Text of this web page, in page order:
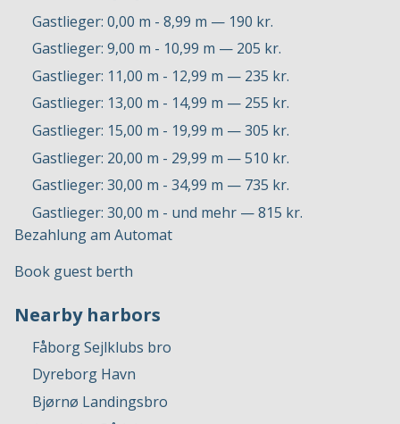
Gastlieger: 0,00 m - 8,99 m — 190 kr.
Gastlieger: 9,00 m - 10,99 m — 205 kr.
Gastlieger: 11,00 m - 12,99 m — 235 kr.
Gastlieger: 13,00 m - 14,99 m — 255 kr.
Gastlieger: 15,00 m - 19,99 m — 305 kr.
Gastlieger: 20,00 m - 29,99 m — 510 kr.
Gastlieger: 30,00 m - 34,99 m — 735 kr.
Gastlieger: 30,00 m - und mehr — 815 kr.
Bezahlung am Automat
Book guest berth
Nearby harbors
Fåborg Sejlklubs bro
Dyreborg Havn
Bjørnø Landingsbro